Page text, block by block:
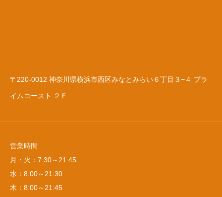
〒220-0012 神奈川県横浜市西区みなとみらい６丁目３−４ プラ
イムコースト ２Ｆ
営業時間
月・火：7:30～21:45
水：8:00～21:30
木：8:00～21:45